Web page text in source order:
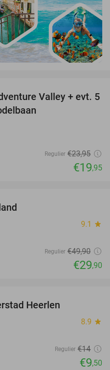
17%
Valley + evt. 5
Regulier €23,95
€19,95
9.1 star
Regulier €49,90
€29,90
Heerlen
8.9 star
Regulier €14
€9,50